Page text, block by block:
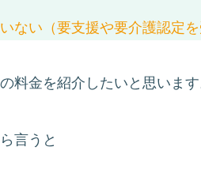
ない（要支援や要介護認定を
料金を紹介したいと思います
言うと